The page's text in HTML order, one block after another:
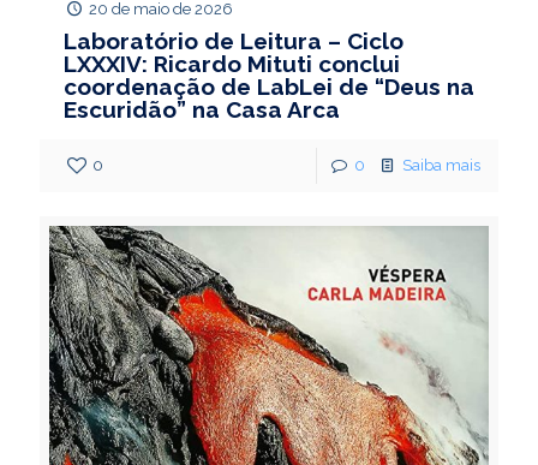
20 de maio de 2026
Laboratório de Leitura – Ciclo
LXXXIV: Ricardo Mituti conclui
coordenação de LabLei de “Deus na
Escuridão” na Casa Arca
0 0 Saiba mais